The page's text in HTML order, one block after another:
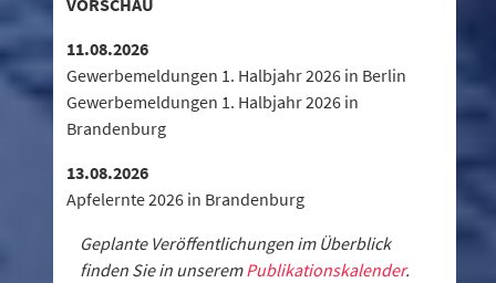
VORSCHAU
11.08.2026
Gewerbemeldungen 1. Halbjahr 2026 in Berlin
Gewerbemeldungen 1. Halbjahr 2026 in
Brandenburg
13.08.2026
Apfelernte 2026 in Brandenburg
Geplante Veröffentlichungen im Überblick
finden Sie in unseremPublikationskalender.